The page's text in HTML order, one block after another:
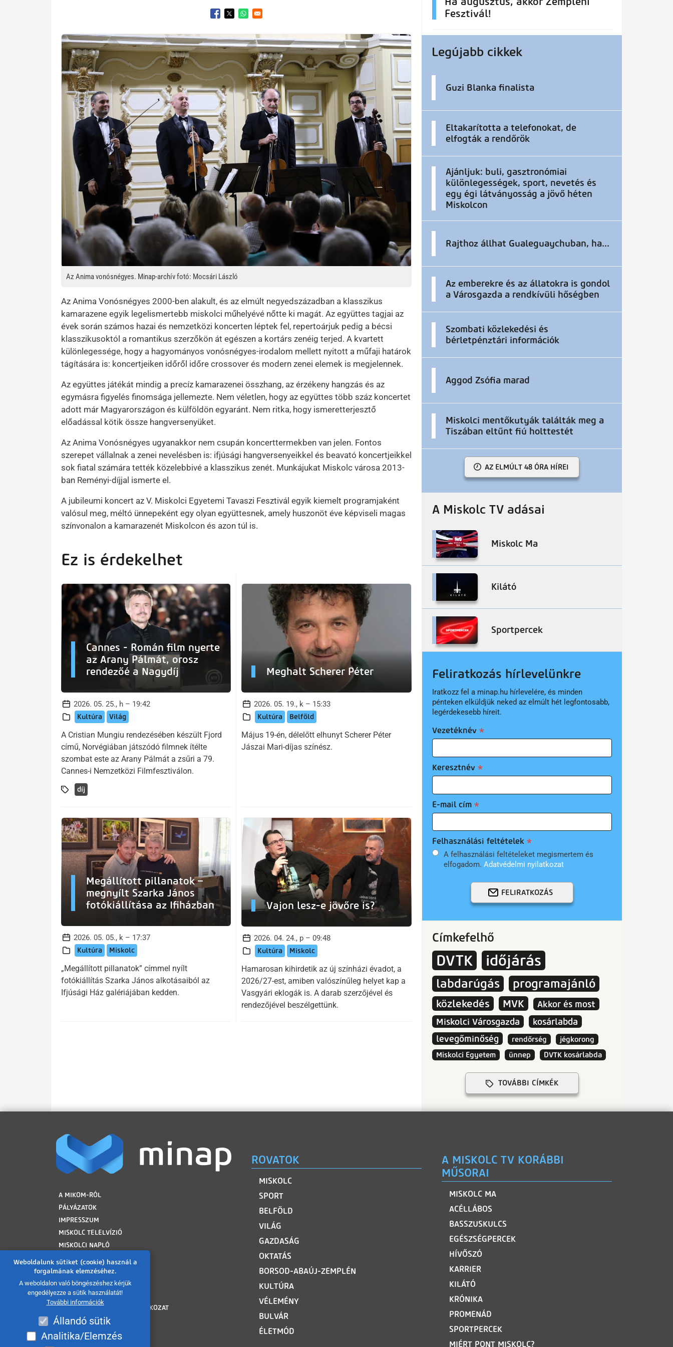
Weboldalunk sütiket (cookie) használ a
forgalmának elemzéséhez.
A weboldalon való böngészéshez kérjük
engedélyezze a sütik használatát!
További információk
Állandó sütik
Analitika/Elemzés
Opens in a new window
Opens in a new window
Opens in a new window
Kép
Az Anima vonósnégyes. Minap-archív fotó: Mocsári László
Az Anima Vonósnégyes 2000-ben alakult, és az elmúlt negyedszázadban a klasszikus
kamarazene egyik legelismertebb miskolci műhelyévé nőtte ki magát. Az együttes tagjai az
évek során számos hazai és nemzetközi koncerten léptek fel, repertoárjuk pedig a bécsi
klasszikusoktól a romantikus szerzőkön át egészen a kortárs zenéig terjed. A kvartett
különlegessége, hogy a hagyományos vonósnégyes-irodalom mellett nyitott a műfaji határok
tágítására is: koncertjeiken időről időre crossover és modern zenei elemek is megjelennek.
Az együttes játékát mindig a precíz kamarazenei összhang, az érzékeny hangzás és az
egymásra figyelés finomsága jellemezte. Nem véletlen, hogy az együttes több száz koncertet
adott már Magyarországon és külföldön egyaránt. Nem ritka, hogy ismeretterjesztő
előadással kötik össze hangversenyüket.
Az Anima Vonósnégyes ugyanakkor nem csupán koncerttermekben van jelen. Fontos
szerepet vállalnak a zenei nevelésben is: ifjúsági hangversenyeikkel és beavató koncertjeikkel
sok fiatal számára tették közelebbivé a klasszikus zenét. Munkájukat Miskolc városa 2013-
ban Reményi-díjjal ismerte el.
A jubileumi koncert az V. Miskolci Egyetemi Tavaszi Fesztivál egyik kiemelt programjaként
valósul meg, méltó ünnepeként egy olyan együttesnek, amely huszonöt éve képviseli magas
színvonalon a kamarazenét Miskolcon és azon túl is.
Ez is érdekelhet
Cannes - Román film nyerte
az Arany Pálmát, orosz
rendezőé a Nagydíj
2026. 05. 25., h – 19:42
Kultúra Világ
A Cristian Mungiu rendezésében készült Fjord
című, Norvégiában játszódó filmnek ítélte
szombat este az Arany Pálmát a zsűri a 79.
Cannes-i Nemzetközi Filmfesztiválon.
díj
Meghalt Scherer Péter
2026. 05. 19., k – 15:33
Kultúra Belföld
Május 19-én, délelőtt elhunyt Scherer Péter
Jászai Mari-díjas színész.
Megállított pillanatok –
megnyílt Szarka János
fotókiállítása az Ifiházban
2026. 05. 05., k – 17:37
Kultúra Miskolc
„Megállított pillanatok” címmel nyílt
fotókiállítás Szarka János alkotásaiból az
Ifjúsági Ház galériájában kedden.
Vajon lesz-e jövőre is?
2026. 04. 24., p – 09:48
Kultúra Miskolc
Hamarosan kihirdetik az új színházi évadot, a
2026/27-est, amiben valószínűleg helyet kap a
Vasgyári eklogák is. A darab szerzőjével és
rendezőjével beszélgettünk.
Fesztivál!
Legújabb cikkek
Guzi Blanka finalista
Eltakarította a telefonokat, de
elfogták a rendőrök
Ajánljuk: buli, gasztronómiai
különlegességek, sport, nevetés és
egy égi látványosság a jövő héten
Miskolcon
Rajthoz állhat Gualeguaychuban, ha...
Az emberekre és az állatokra is gondol
a Városgazda a rendkívüli hőségben
Szombati közlekedési és
bérletpénztári információk
Aggod Zsófia marad
Miskolci mentőkutyák találták meg a
Tiszában eltűnt fiú holttestét
AZ ELMÚLT 48 ÓRA HÍREI
A Miskolc TV adásai
Miskolc Ma
Kilátó
Sportpercek
Feliratkozás hírlevelünkre
Iratkozz fel a minap.hu hírlevelére, és minden
pénteken elküldjük neked az elmúlt hét legfontosabb,
legérdekesebb híreit.
Vezetéknév
Keresztnév
E-mail cím
Felhasználási feltételek
A felhasználási feltételeket megismertem és
elfogadom. Adatvédelmi nyilatkozat
FELIRATKOZÁS
Címkefelhő
DVTK időjárás
labdarúgás programajánló
közlekedés MVK
Akkor és most
Miskolci Városgazda
kosárlabda
levegőminőség
rendőrség
jégkorong
Miskolci Egyetem
ünnep DVTK kosárlabda
TOVÁBBI CÍMKÉK
LÁBLÉC
A MIKOM-RÓL
PÁLYÁZATOK
IMPRESSZUM
MISKOLC TELELVÍZIÓ
MISKOLCI NAPLÓ
FELHASZNÁLÁSI FELTÉTELEK
ADATVÉDELMI TÁJÉKOZTATÓ
SÜTI TÁJÉKOZTATÓ
AKADÁLYMENTESÍTÉSI NYILATKOZAT
KÖZÉRDEKŰ ADATOK
KÖZADATKERESŐ
ROVATOK
MISKOLC
SPORT
BELFÖLD
VILÁG
GAZDASÁG
OKTATÁS
BORSOD-ABAÚJ-ZEMPLÉN
KULTÚRA
VÉLEMÉNY
BULVÁR
ÉLETMÓD
A MISKOLC TV KORÁBBI
MŰSORAI
MISKOLC MA
ACÉLLÁBOS
BASSZUSKULCS
EGÉSZSÉGPERCEK
HÍVŐSZÓ
KARRIER
KILÁTÓ
KRÓNIKA
PROMENÁD
SPORTPERCEK
MIÉRT PONT MISKOLC?